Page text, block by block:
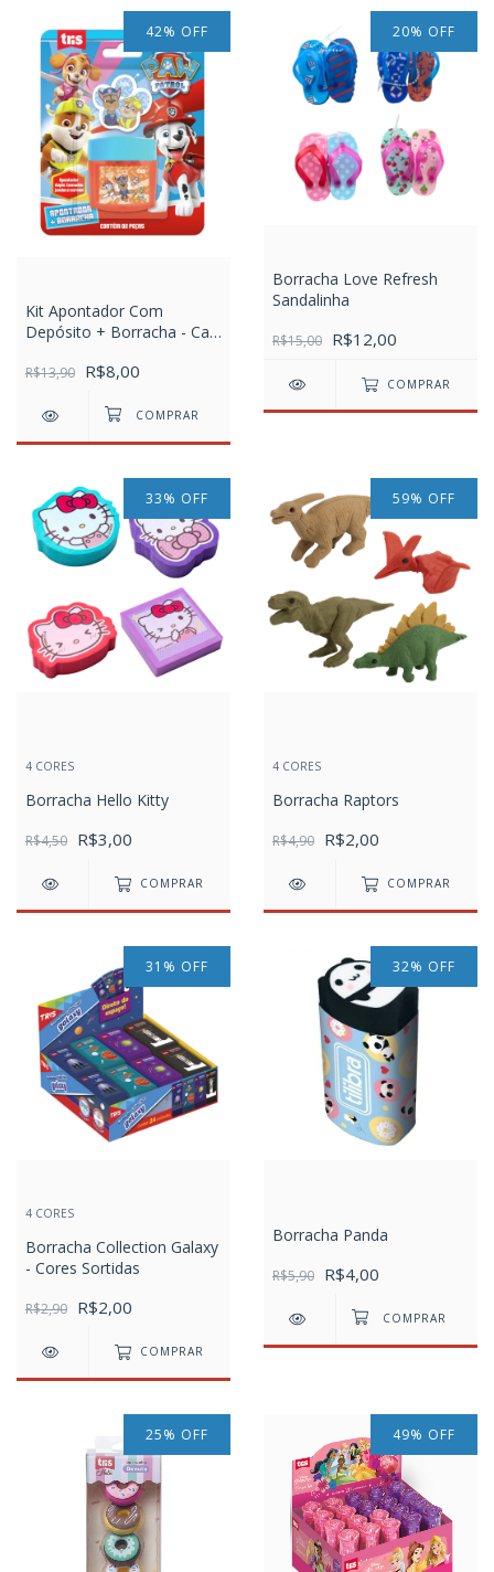
42% OFF
Kit Apontador Com
Depósito + Borracha - Cart
R$13,90 R$8,00
20% OFF
Borracha Love Refresh
Sandalinha
R$15,00 R$12,00
COMPRAR
33% OFF
4 CORES
Borracha Hello Kitty
R$4,50 R$3,00
COMPRAR
59% OFF
4 CORES
Borracha Raptors
R$4,90 R$2,00
COMPRAR
31 % OFF
4 CORES
Borracha Collection Galaxy
- Cores Sortidas
R$2,90 R$2,00
COMPRAR
32% OFF
Borracha Panda
R$5,90 R$4,00
25% OFF 49% OFF